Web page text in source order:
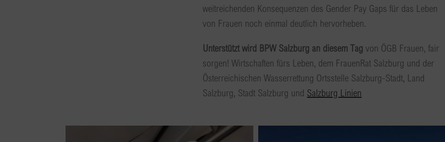
weitreichenden Konsequenzen des Gender Pay Gaps für das Leben
von Frauen noch einmal deutlich hervorheben.
Unterstützt wird BPW Salzburg an diesem Tagvon ÖGB Frauen, fair
sorgen! Wirtschaften fürs Leben, dem FrauenRat Salzburg und der
Österreichischen Wasserrettung Ortsstelle Salzburg-Stadt, Land
Salzburg, Stadt Salzburg und Salzburg Linien